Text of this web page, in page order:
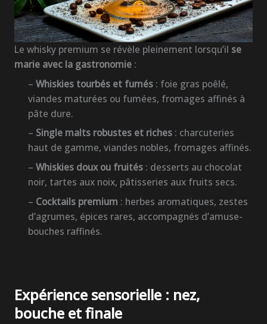
Le whisky premium se révèle pleinement lorsqu’il se
marie avec la gastronomie:
–Whiskies tourbés et fumés : foie gras poêlé,
viandes maturées ou fumées, fromages affinés à
pâte dure.
– Single malts robustes et riches : charcuteries
haut de gamme, viandes nobles, fromages affinés.
–Whiskies doux ou fruités : desserts au chocolat
noir, tartes aux noix, pâtisseries aux fruits secs.
– Cocktails premium : herbes aromatiques, zestes
d’agrumes, épices rares, accompagnés d’amuse-
bouches raffinés.
Expérience sensorielle : nez,
bouche et finale